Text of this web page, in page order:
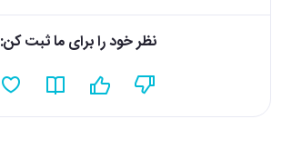
نظر خود را برای ما ثبت کن: